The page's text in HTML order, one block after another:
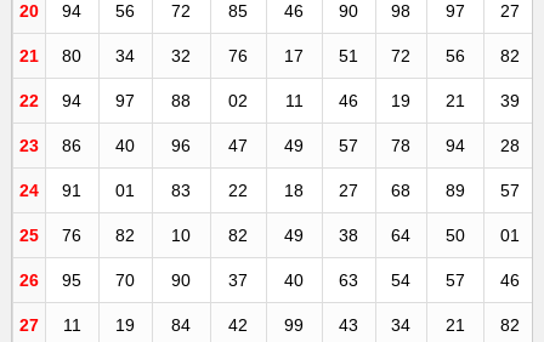
20 94 56 72 85 46 90 98 97 27
21 80 34 32 76 17 51 72 56 82
22 94 97 88 02 11 46 19 21 39
23 86 40 96 47 49 57 78 94 28
24 91 01 83 22 18 27 68 89 57
25 76 82 10 82 49 38 64 50 01
26 95 70 90 37 40 63 54 57 46
27 11 19 84 42 99 43 34 21 82